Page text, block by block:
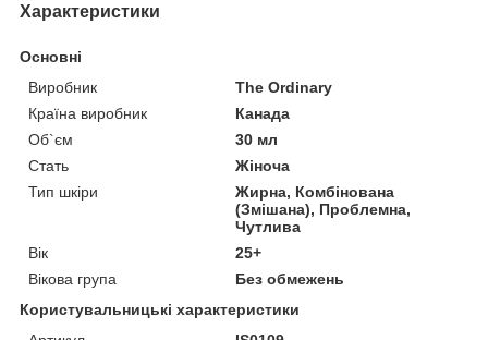
Характеристики
Основні
Виробник
The Ordinary
Країна виробник
Канада
Об`єм
30 мл
Стать
Жіноча
Тип шкіри
Жирна, Комбінована
(Змішана), Проблемна,
Чутлива
Вік
25+
Вікова група
Без обмежень
Користувальницькі характеристики